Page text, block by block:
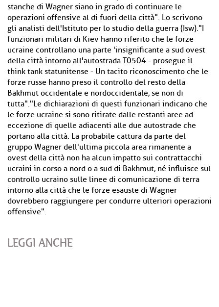
stanche di Wagner siano in grado di continuare le
operazioni offensive al di fuori della città". Lo scrivono
gli analisti dell'Istituto per lo studio della guerra (Isw)."I
funzionari militari di Kiev hanno riferito che le forze
ucraine controllano una parte 'insignificante a sud ovest
della città intorno all'autostrada T0504 - prosegue il
think tank statunitense - Un tacito riconoscimento che le
forze russe hanno preso il controllo del resto della
Bakhmut occidentale e nordoccidentale, se non di
tutta"."Le dichiarazioni di questi funzionari indicano che
le forze ucraine si sono ritirate dalle restanti aree ad
eccezione di quelle adiacenti alle due autostrade che
portano alla città. La probabile cattura da parte del
gruppo Wagner dell'ultima piccola area rimanente a
ovest della città non ha alcun impatto sui contrattacchi
ucraini in corso a nord o a sud di Bakhmut, né influisce sul
controllo ucraino sulle linee di comunicazione di terra
intorno alla città che le forze esauste di Wagner
dovrebbero raggiungere per condurre ulteriori operazioni
offensive".
LEGGI ANCHE